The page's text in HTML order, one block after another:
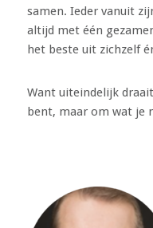
samen. Ieder vanuit
altijd met één
het beste uit zichzelf
Want uiteindelijk
bent, maar om wat je